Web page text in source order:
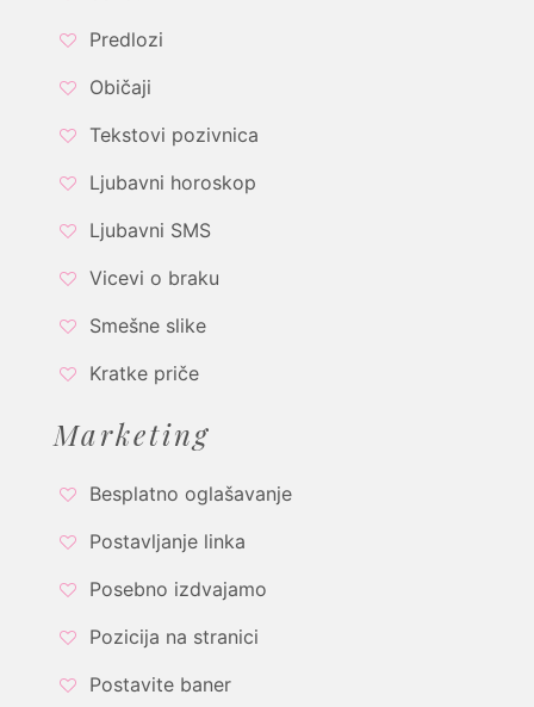
Predlozi
Običaji
Tekstovi pozivnica
Ljubavni horoskop
Ljubavni SMS
Vicevi o braku
Smešne slike
Kratke priče
Marketing
Besplatno oglašavanje
Postavljanje linka
Posebno izdvajamo
Pozicija na stranici
Postavite baner